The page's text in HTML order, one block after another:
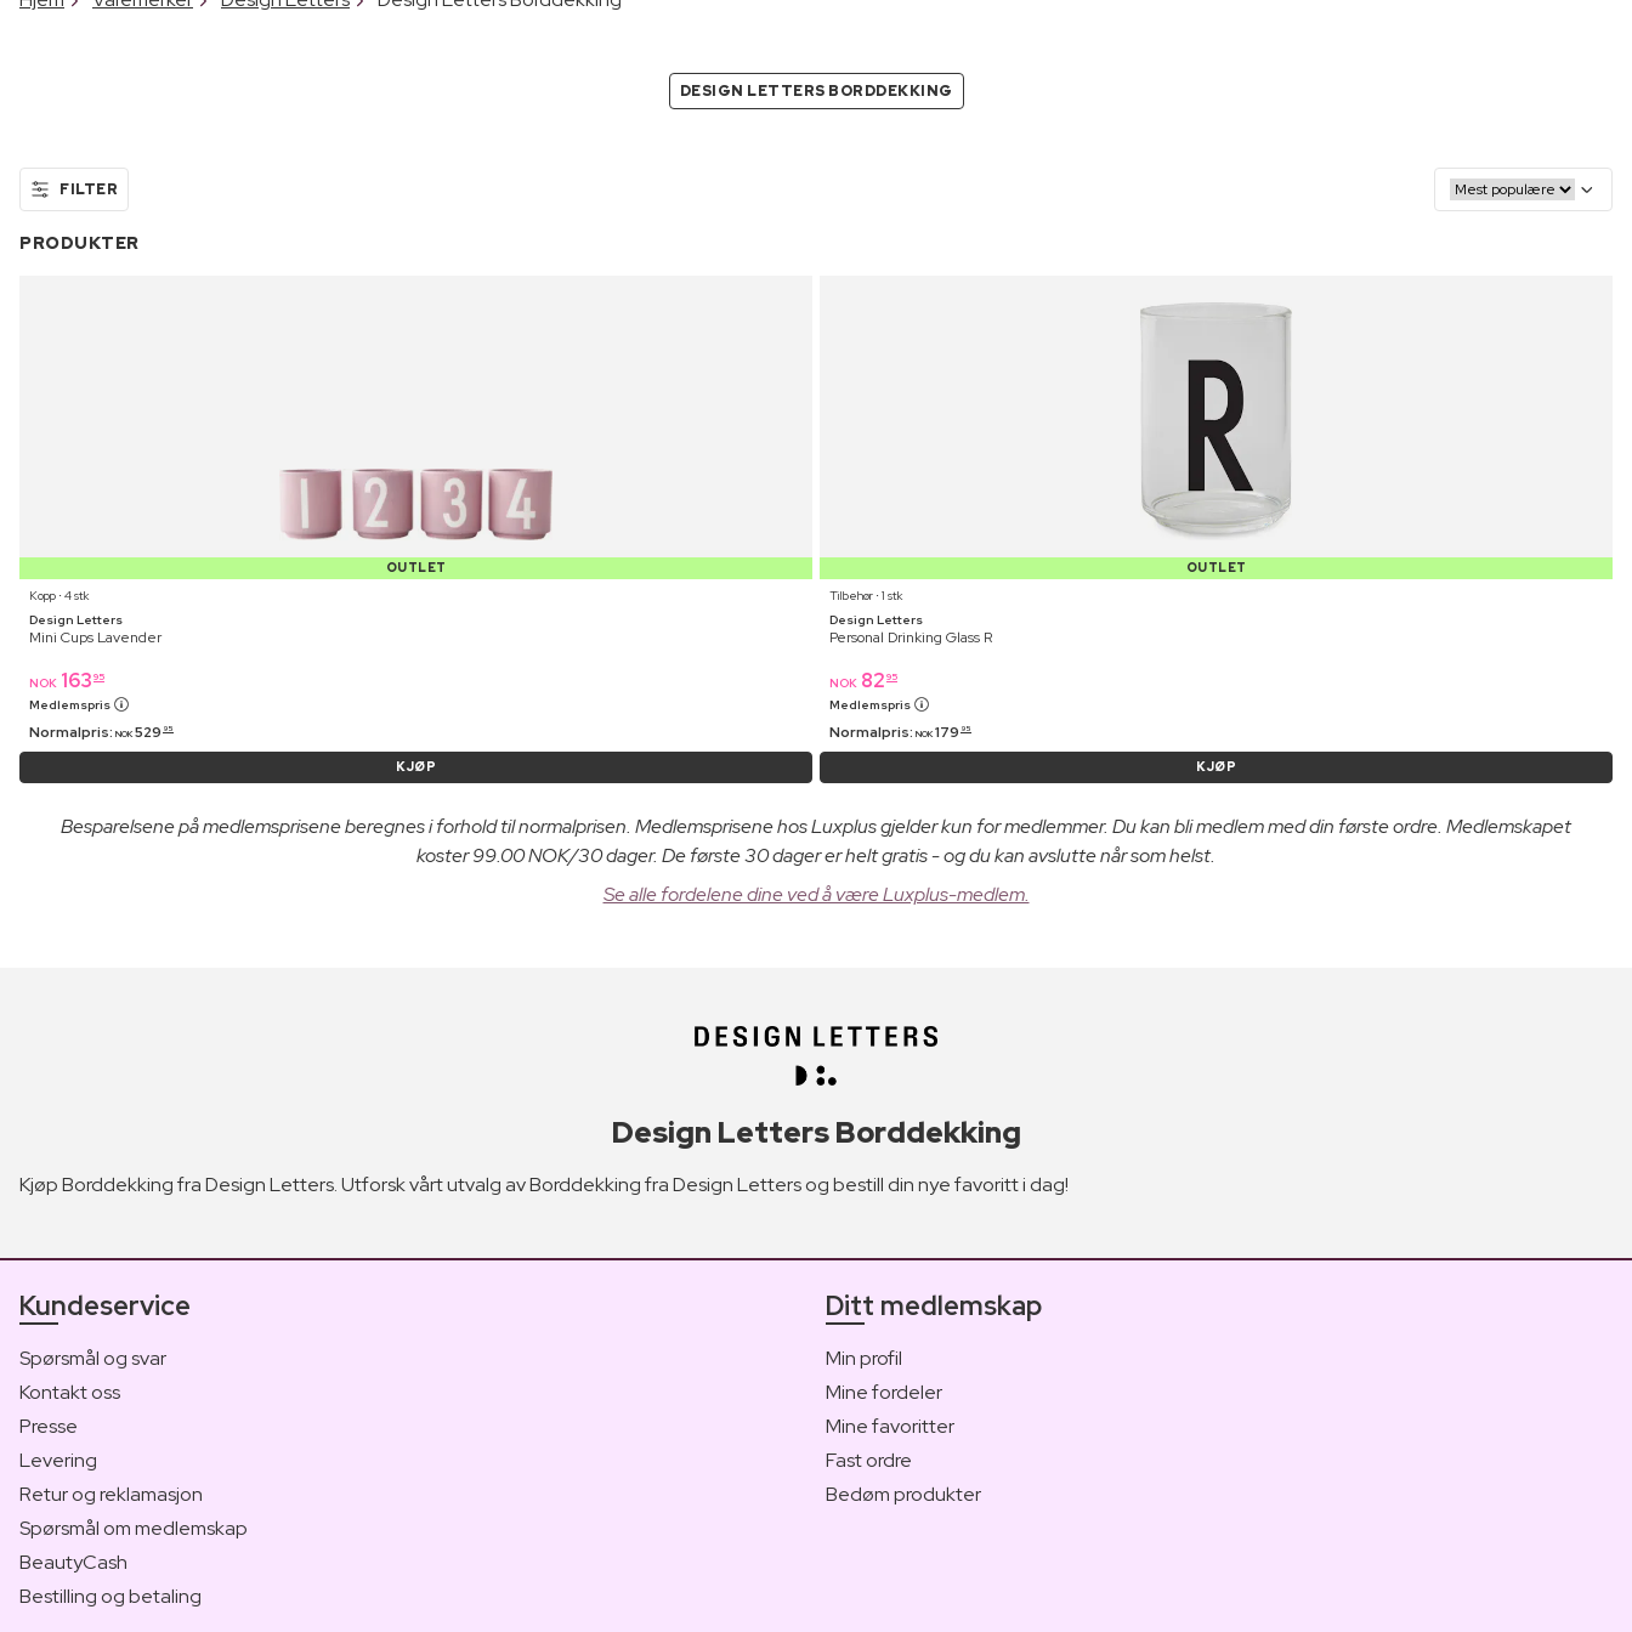
DESIGN LETTERS BORDDEKKING
FILTER
PRODUKTER
OUTLET
Kopp ⋅ 4 stk
Design Letters
Mini Cups Lavender
NOK 163 95
Medlemspris
Normalpris: NOK 529 95
KJØP
OUTLET
Tilbehør ⋅ 1 stk
Design Letters
Personal Drinking Glass R
NOK 82 95
Medlemspris
Normalpris: NOK 179 95
KJØP
Besparelsene på medlemsprisene beregnes i forhold til normalprisen. Medlemsprisene hos Luxplus gjelder kun for medlemmer. Du kan bli medlem med din første ordre. Medlemskapet
koster 99.00 NOK/30 dager. De første 30 dager er helt gratis - og du kan avslutte når som helst.
Se alle fordelene dine ved å være Luxplus-medlem.
Design Letters Borddekking
Kjøp Borddekking fra Design Letters. Utforsk vårt utvalg av Borddekking fra Design Letters og bestill din nye favoritt i dag!
Kundeservice
Spørsmål og svar
Kontakt oss
Presse
Levering
Retur og reklamasjon
Spørsmål om medlemskap
BeautyCash
Bestilling og betaling
Ditt medlemskap
Min profil
Mine fordeler
Mine favoritter
Fast ordre
Bedøm produkter